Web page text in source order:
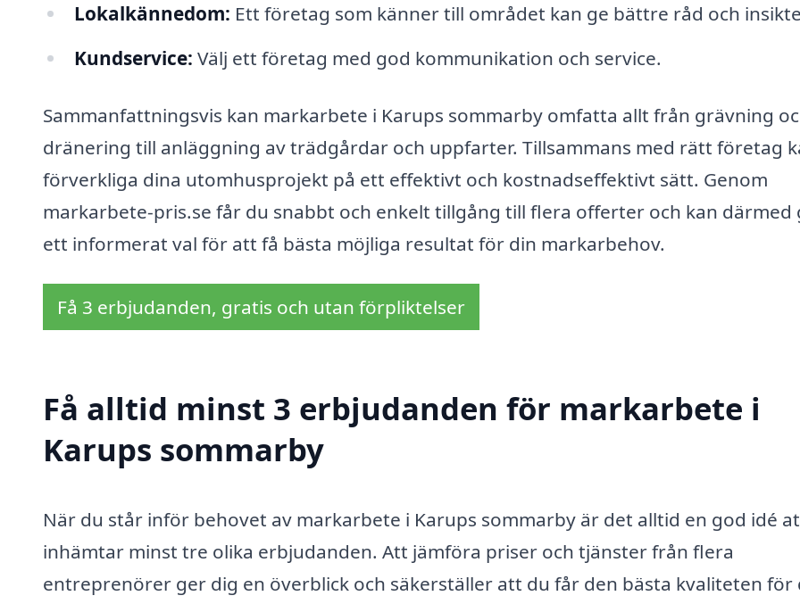
Lokalkännedom: Ett företag som känner till området kan ge bättre råd och
Kundservice: Välj ett företag med god kommunikation och service.
Sammanfattningsvis kan markarbete i Karups sommarby omfatta allt från grävning
dränering till anläggning av trädgårdar och uppfarter. Tillsammans med rätt företag
förverkliga dina utomhusprojekt på ett effektivt och kostnadseffektivt sätt. Genom
markarbete-pris.se får du snabbt och enkelt tillgång till flera offerter och kan därmed
ett informerat val för att få bästa möjliga resultat för din markarbehov.
Få 3 erbjudanden, gratis och utan förpliktelser
Få alltid minst 3 erbjudanden för markarbete i
Karups sommarby
När du står inför behovet av markarbete i Karups sommarby är det alltid en god idé
inhämtar minst tre olika erbjudanden. Att jämföra priser och tjänster från flera
entreprenörer ger dig en överblick och säkerställer att du får den bästa kvaliteten för